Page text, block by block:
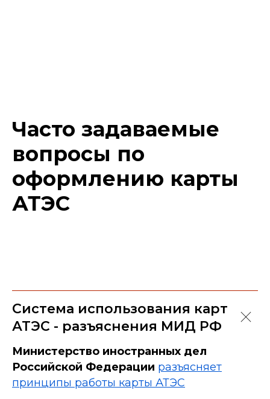
Часто задаваемые
вопросы по
оформлению карты
АТЭС
Система использования карт
АТЭС - разъяснения МИД РФ
Министерство иностранных дел
Российской Федерации разъясняет
принципы работы карты АТЭС